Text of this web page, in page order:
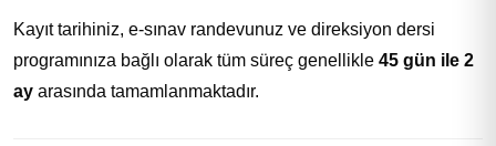
Kayıt tarihiniz, e-sınav randevunuz ve direksiyon dersi
programınıza bağlı olarak tüm süreç genellikle 45 gün ile 2
ay arasında tamamlanmaktadır.